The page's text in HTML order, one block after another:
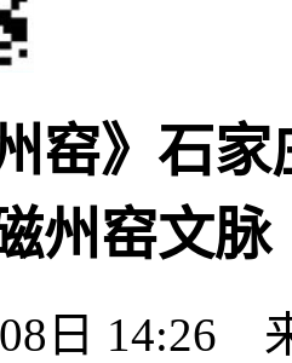
窑》石
州窑文脉
日 14:26